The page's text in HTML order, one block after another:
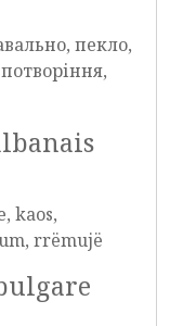
пекло,
kaos,
rrëmujë